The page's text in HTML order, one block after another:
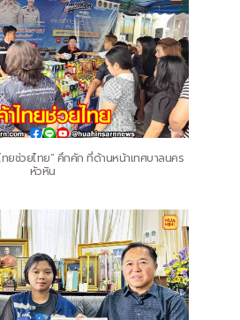
ทยช่วยไทย” คึกคัก ที่ด้านหน้าเทศบาลนคร
หัวหิน